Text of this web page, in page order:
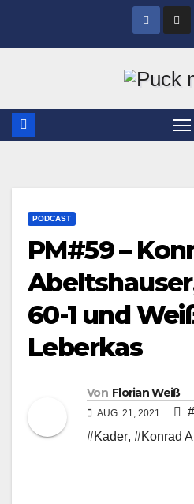
PODCAST
PM#59 –
60-1 und
Leberkas
Von Florian Weiß
AUG. 21, 2021
#Kader, #Konrad